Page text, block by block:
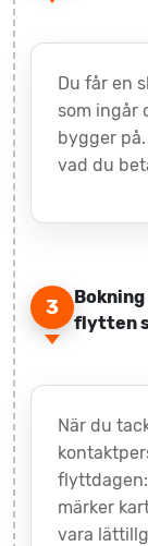
Du får en
som ingår
bygger
vad du
3
flytten
När du
märker
vara